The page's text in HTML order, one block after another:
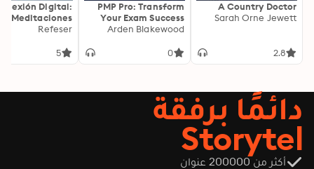
A Country Doctor
Sarah Orne Jewett
2.8
PMP Pro: Transform
Your Exam Success
with Game-Changing
PMP exam results!
performance on test
day."
Arden Blakewood
0
Digital:
Meditaciones
para Calma y
Refeser
5
دائمًا برفقة
Storytel
أكثر من 200000 عنوان